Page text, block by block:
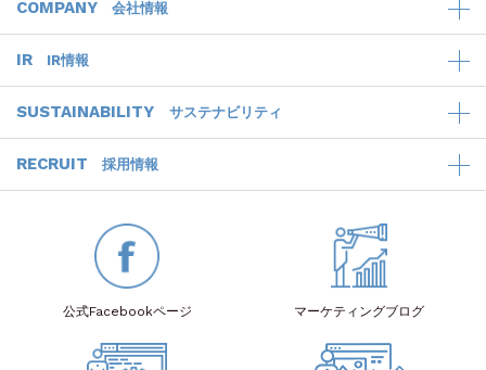
COMPANY 会社情報
IR IR情報
SUSTAINABILITY サステナビリティ
RECRUIT 採用情報
公式Facebookページ マーケティングブログ